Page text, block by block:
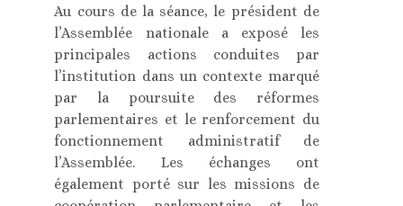
Au cours de la séance, le président de
l’Assemblée nationale a exposé les
principales actions conduites par
l’institution dans un contexte marqué
par la poursuite des réformes
parlementaires et le renforcement du
fonctionnement administratif de
l’Assemblée. Les échanges ont
également porté sur les missions de